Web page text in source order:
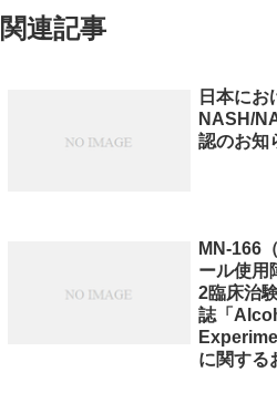
関連記事
日本にお
NASH/
認のお知
MN-166
ール使用
2臨床治
誌「
に関する